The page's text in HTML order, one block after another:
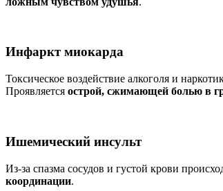
Инфаркт миокарда
Токсическое воздействие алкоголя и
Проявляется острой, сжимающей болью в
Ишемический инсульт
Из-за спазма сосудов и густой крови
координации.